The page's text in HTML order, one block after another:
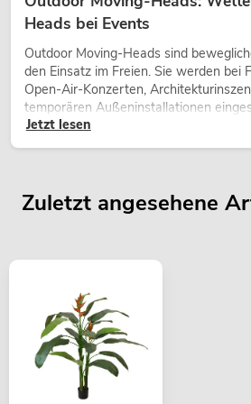
Heads bei Events
Outdoor Moving-Heads sind
den Einsatz im Freien. Sie werden bei
Open-Air-Konzerten,
temporären Außeninstallationen
Jetzt lesen
Zuletzt angesehene